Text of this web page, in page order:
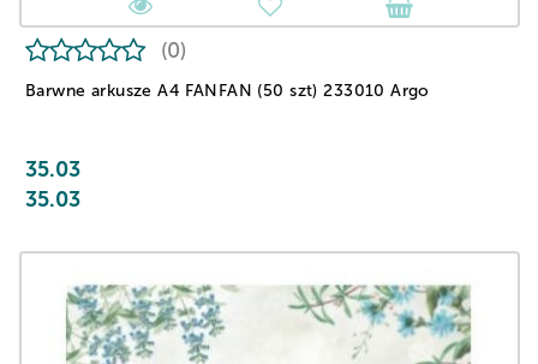
Barwne arkusze A4 FANFAN (50 szt) 233010 Argo
(0)
35.03
35.03